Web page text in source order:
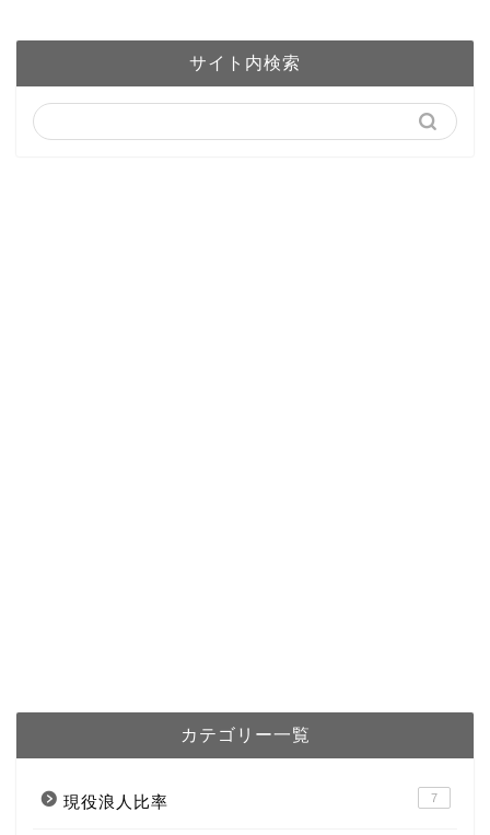
サイト内検索
カテゴリー一覧
現役浪人比率 7